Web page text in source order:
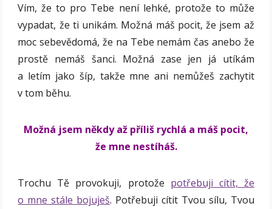
Vím, že to pro Tebe není lehké, protože to může
vypadat, že ti unikám. Možná máš pocit, že jsem až
moc sebevědomá, že na Tebe nemám čas anebo že
prostě nemáš šanci. Možná zase jen já utíkám
a letím jako šíp, takže mne ani nemůžeš zachytit
v tom běhu.
Možná jsem někdy až příliš rychlá a máš pocit,
že mne nestíháš.
Trochu Tě provokuji, protože potřebuji cítit, že
o mne stále bojuješ. Potřebuji cítit Tvou sílu, Tvou